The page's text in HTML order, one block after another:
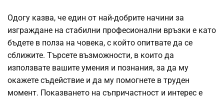
Одогу казва, че един от най-добрите начини за
изграждане на стабилни професионални връзки е като
бъдете в полза на човека, с който опитвате да се
сближите. Търсете възможности, в които да
използвате вашите умения и познания, за да му
окажете съдействие и да му помогнете в труден
момент. Показването на съпричастност и интерес е